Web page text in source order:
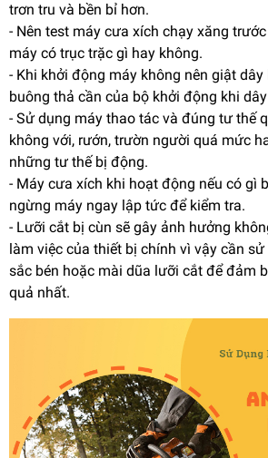
trơn tru và bền bỉ hơn.
- Nên test máy cưa xích chạy xăng
máy có trục trặc gì hay không.
- Khi khởi động máy không nên giật dây
buông thả cần của bộ khởi động khi
- Sử dụng máy thao tác và đúng tư thế
không với, rướn, trườn người quá mức
những tư thế bị động.
- Máy cưa xích khi hoạt động nếu có gì
ngừng máy ngay lập tức để kiểm tra.
- Lưỡi cắt bị cùn sẽ gây ảnh hưởng
làm việc của thiết bị chính vì vậy cần
sắc bén hoặc mài dũa lưỡi cắt để đảm
quả nhất.